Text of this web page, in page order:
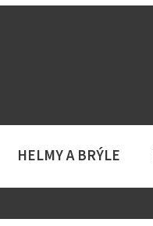
HELMY A BRÝLE